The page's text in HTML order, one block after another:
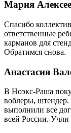
Мария
Спасибо
ответственные
карманов для
Обратимся снова.
Анастасия
В Ноэкс-Раша
воблеры, штендер.
выполнили все
всей России.